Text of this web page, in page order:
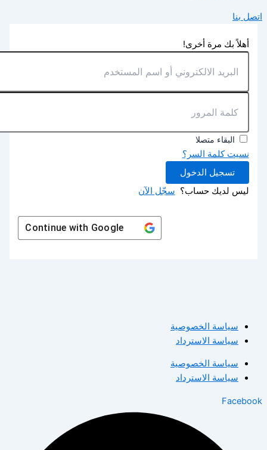
اتصل بنا
أهلاً بك مرة أخرى!
البقاء متصلا
نسيت كلمة السر؟
تسجيل الدخول
ليس لديك حساب؟ سجّل الآن
Continue withGoogle
سياسة الخصوصية
سياسة الاسترداد
سياسة الخصوصية
سياسة الاسترداد
Facebook